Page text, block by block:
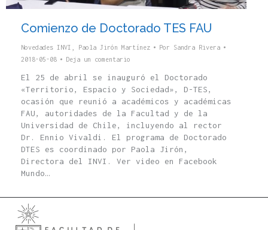
Comienzo de Doctorado TES FAU
Novedades INVI Paola Jirón Martínez Por Sandra Rivera
2018-05-08
Deja un comentario
El 25 de abril se inauguró el Doctorado
«Territorio, Espacio y Sociedad», D-TES,
ocasión que reunió a académicos y académicas
FAU, autoridades de la Facultad y de la
Universidad de Chile, incluyendo al rector
Dr. Ennio Vivaldi. El programa de Doctorado
DTES es coordinado por Paola Jirón,
Directora del INVI. Ver video en Facebook
Mundo…